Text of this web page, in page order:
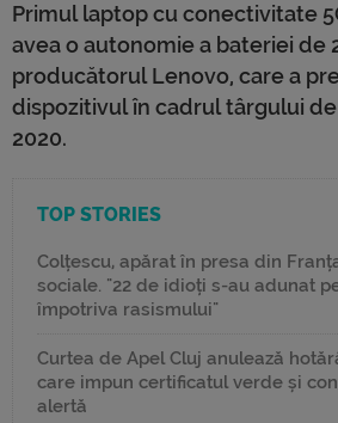
Primul laptop cu conectivitate
avea o autonomie a bateriei de
producătorul Lenovo, care a
dispozitivul în cadrul târgului
2020.
TOP STORIES
Colțescu, apărat în presa din
sociale. "22 de idioți s-au adunat
împotriva rasismului"
Curtea de Apel Cluj anulează
care impun certificatul verde și
alertă